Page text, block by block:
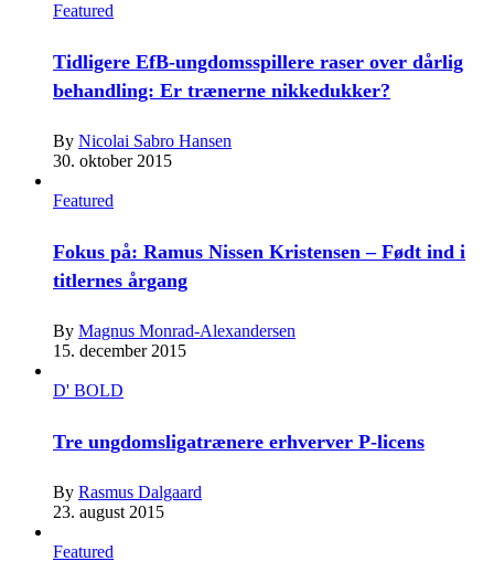
Featured
Tidligere EfB-ungdomsspillere raser over dårlig
behandling: Er trænerne nikkedukker?
By Nicolai Sabro Hansen
30. oktober 2015
Featured
Fokus på: Ramus Nissen Kristensen – Født ind i
titlernes årgang
By Magnus Monrad-Alexandersen
15. december 2015
D' BOLD
Tre ungdomsligatrænere erhverver P-licens
By Rasmus Dalgaard
23. august 2015
Featured